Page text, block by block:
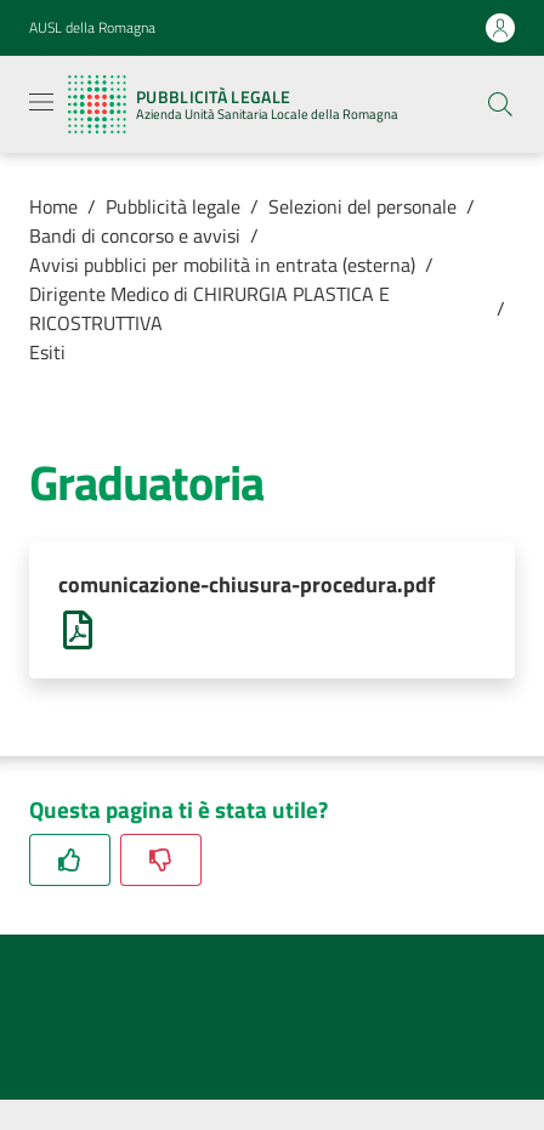
Vai al contenuto
Vai alla navigazione
Vai al footer
AUSL della Romagna
PUBBLICITÀ LEGALE
Azienda Unità Sanitaria Locale della Romagna
legale
Azienda
Unità
Locale della
Azienda
Luoghi di
cura
AUSL
Comunica
Home / Pubblicità legale / Selezioni del personale /
Bandi di concorso e avvisi /
Avvisi pubblici per mobilità in entrata (esterna) /
Dirigente Medico di CHIRURGIA PLASTICA E
RICOSTRUTTIVA
/
Esiti
Graduatoria
comunicazione-chiusura-procedura.pdf
Questa pagina ti è stata utile?